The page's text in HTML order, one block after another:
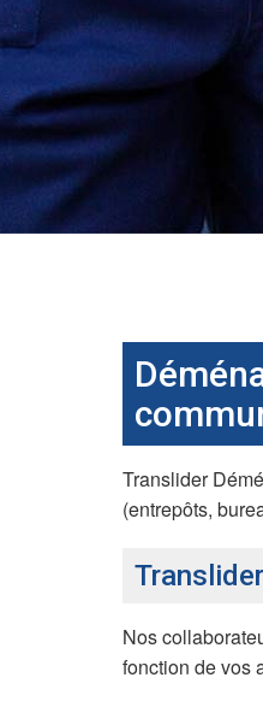
Translider
(entrepôts,
Nos
fonction de vos